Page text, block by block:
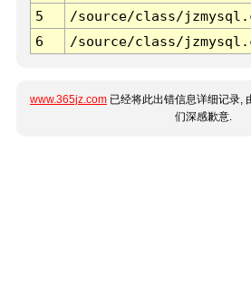
5
/source/class/
6
/source/class/
www.365jz.com 已经将此出错信息详细记录,
们深感歉意.